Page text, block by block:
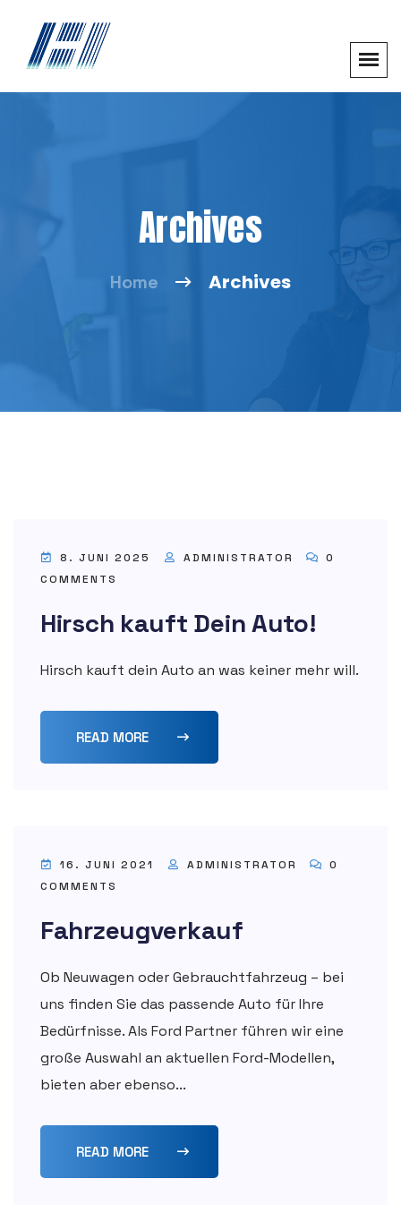
Archives
Home Archives
8. JUNI 2025 ADMINISTRATOR
0
COMMENTS
Hirsch kauft Dein Auto!
Hirsch kauft dein Auto an was keiner mehr will.
READ MORE
16. JUNI 2021 ADMINISTRATOR
0
COMMENTS
Fahrzeugverkauf
Ob Neuwagen oder Gebrauchtfahrzeug – bei
uns finden Sie das passende Auto für Ihre
Bedürfnisse. Als Ford Partner führen wir eine
große Auswahl an aktuellen Ford-Modellen,
bieten aber ebenso...
READ MORE